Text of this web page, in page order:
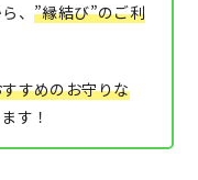
、 ”縁結び”のご利
すめのお守りな
す！